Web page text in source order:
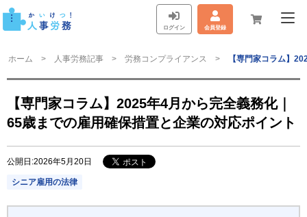
ログイン 会員登録
ホーム 人事労務記事 労務コンプライアンス 【専門家コラム】
【専門家コラム】2025年4月から完全義務化｜
65歳までの雇用確保措置と企業の対応ポイント
公開日:2026年5月20日
シニア雇用の法律